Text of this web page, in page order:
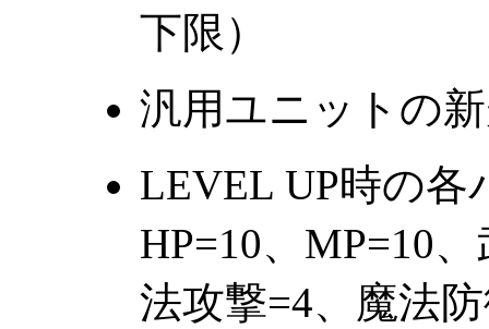
下限）
汎用ユニットの
LEVEL UP時の各
HP=10、MP=10
法攻撃=4、魔法